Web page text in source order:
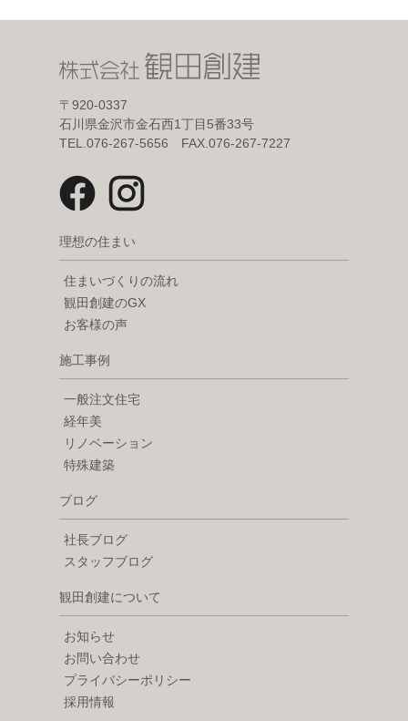
〒920-0337
石川県金沢市金石西1丁目5番33号
TEL.076-267-5656 FAX.076-267-7227
理想の住まい
住まいづくりの流れ
観田創建のGX
お客様の声
施工事例
一般注文住宅
経年美
リノベーション
特殊建築
ブログ
社長ブログ
スタッフブログ
観田創建について
お知らせ
お問い合わせ
プライバシーポリシー
採用情報